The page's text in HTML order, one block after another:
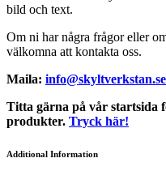
bild och text.
Om ni har några frågor eller
välkomna att kontakta oss.
Maila: info@skyltverkstan.se
Titta gärna på vår startsida
produkter. Tryck här!
Additional Information